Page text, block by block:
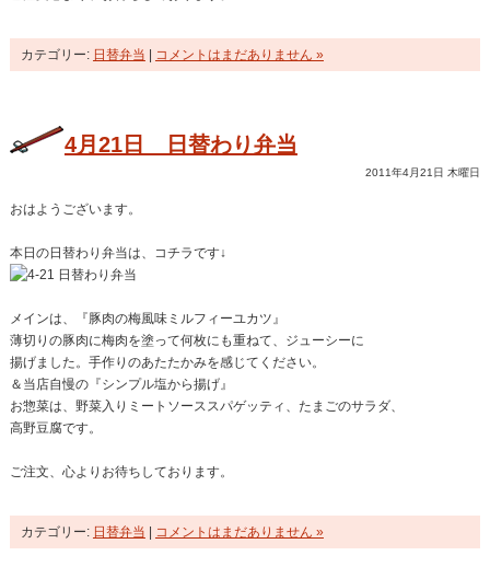
カテゴリー: 日替弁当 コメントはまだありません »
4月21日 日替わり弁当
2011年4月21日 木曜日
おはようございます。
本日の日替わり弁当は、コチラです↓
メインは、『豚肉の梅風味ミルフィーユカツ』
薄切りの豚肉に梅肉を塗って何枚にも重ねて、ジューシーに
揚げました。手作りのあたたかみを感じてください。
＆当店自慢の『シンプル塩から揚げ』
お惣菜は、野菜入りミートソーススパゲッティ、たまごのサラダ、
高野豆腐です。
ご注文、心よりお待ちしております。
カテゴリー: 日替弁当 コメントはまだありません »